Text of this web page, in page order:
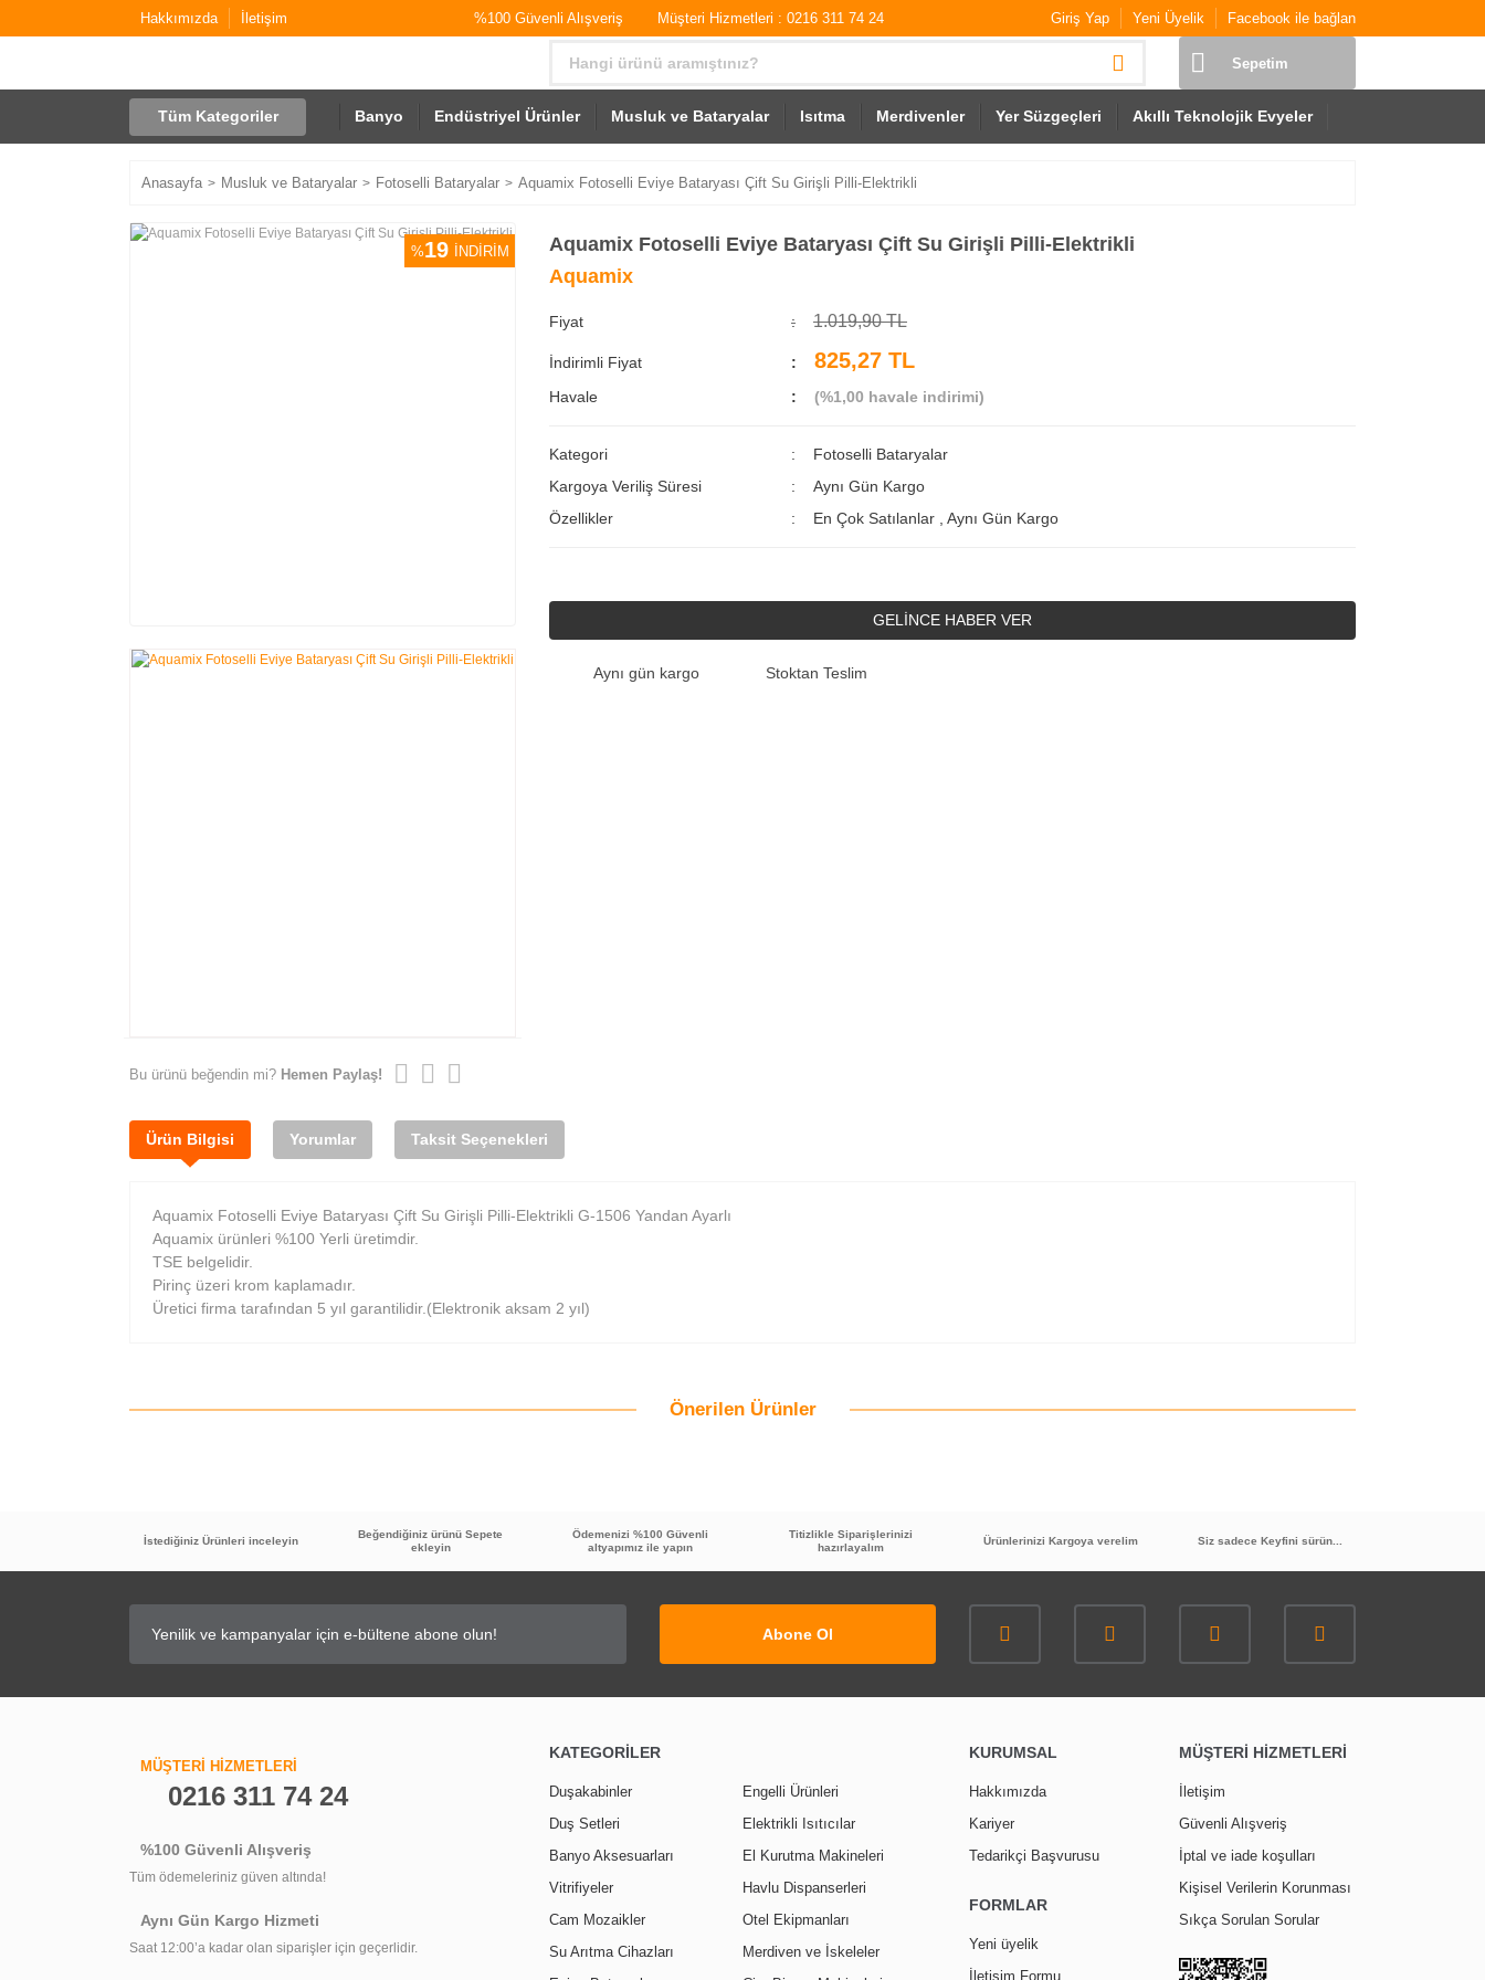
Hakkımızda İletişim %100 Güvenli Alışveriş Müşteri Hizmetleri : 0216 311 74 24 Giriş Yap Yeni Üyelik Facebook ile bağlan
Sepetim
Tüm Kategoriler Banyo Endüstriyel Ürünler Musluk ve Bataryalar Isıtma Merdivenler Yer Süzgeçleri Akıllı Teknolojik Evyeler
Anasayfa Musluk ve Bataryalar Fotoselli Bataryalar Aquamix Fotoselli Eviye Bataryası Çift Su Girişli Pilli-Elektrikli
%19 İNDİRİM
Bu ürünü beğendin mi? Hemen Paylaş!
Aquamix Fotoselli Eviye Bataryası Çift Su Girişli Pilli-Elektrikli
Aquamix
Fiyat 1.019,90 TL
İndirimli Fiyat 825,27 TL
Havale (%1,00 havale indirimi)
Kategori
Fotoselli Bataryalar
Kargoya Veriliş Süresi
Aynı Gün Kargo
Özellikler
En Çok Satılanlar Aynı Gün Kargo
GELİNCE HABER VER
Aynı gün kargo Stoktan Teslim
Ürün Bilgisi Yorumlar Taksit Seçenekleri
Aquamix Fotoselli Eviye Bataryası Çift Su Girişli Pilli-Elektrikli G-1506 Yandan Ayarlı
Aquamix ürünleri %100 Yerli üretimdir.
TSE belgelidir.
Pirinç üzeri krom kaplamadır.
Üretici firma tarafından 5 yıl garantilidir.(Elektronik aksam 2 yıl)
Bu ürüne ilk yorumu siz yapın!
Önerilen Ürünler
516,00 TL
GPD Batarya Temizleyici ve Parlatıcı
409,90 TL
136,90 TL
TÜKENDİ
İstediğiniz Ürünleri inceleyin
Beğendiğiniz ürünü Sepete
ekleyin
Ödemenizi %100 Güvenli
altyapımız ile yapın
Titizlikle Siparişlerinizi
hazırlayalım
Ürünlerinizi Kargoya verelim Siz sadece Keyfini sürün...
Abone Ol
MÜŞTERİ HİZMETLERİ
0216 311 74 24
%100 Güvenli Alışveriş
Tüm ödemeleriniz güven altında!
Aynı Gün Kargo Hizmeti
Saat 12:00’a kadar olan siparişler için geçerlidir.
KATEGORİLER
Duşakabinler
Duş Setleri
Banyo Aksesuarları
Vitrifiyeler
Cam Mozaikler
Su Arıtma Cihazları
Engelli Ürünleri
Elektrikli Isıtıcılar
El Kurutma Makineleri
Havlu Dispanserleri
Otel Ekipmanları
Merdiven ve İskeleler
KURUMSAL
Hakkımızda
Kariyer
Tedarikçi Başvurusu
FORMLAR
Yeni üyelik
İletişim Formu
MÜŞTERİ HİZMETLERİ
İletişim
Güvenli Alışveriş
İptal ve iade koşulları
Kişisel Verilerin Korunması
Sıkça Sorulan Sorular